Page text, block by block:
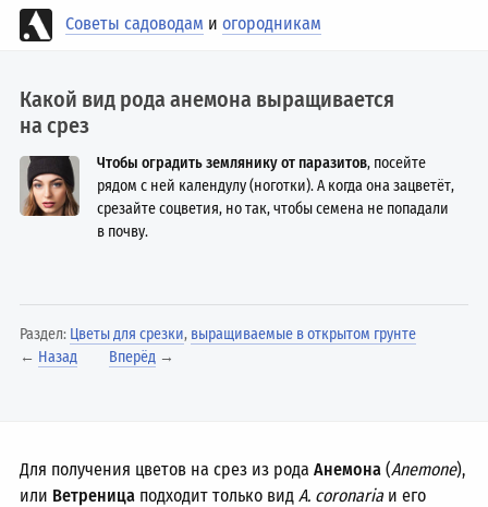
Советы садоводам иогородникам
Какой вид рода анемона выращивается
на срез
Чтобы оградить землянику от паразитов, посейте
рядом с ней календулу (ноготки). А когда она зацветёт,
срезайте соцветия, но так, чтобы семена не попадали
в почву.
Раздел: Цветы для срезки, выращиваемые в открытом грунте
← Назад Вперёд→
Для получения цветов на срез из родаАнемона (Anemone),
или Ветреница подходит только видA. coronaria и его